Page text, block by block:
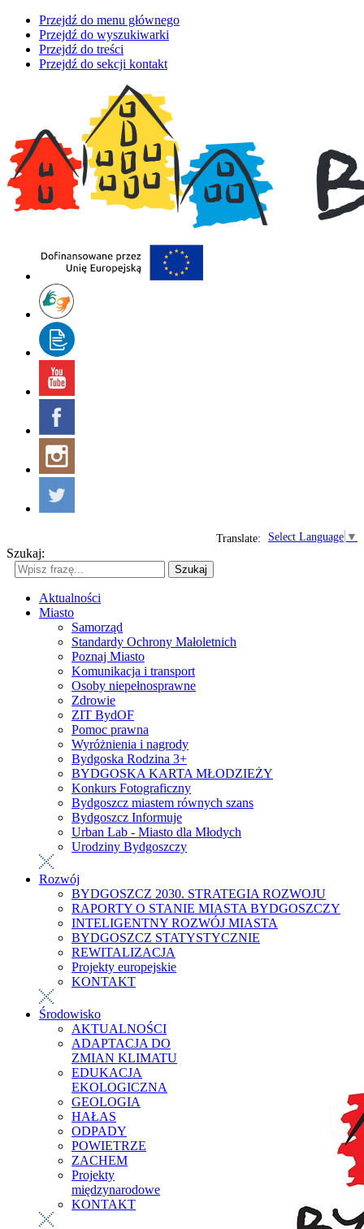
Przejdź do menu głównego
Przejdź do wyszukiwarki
Przejdź do treści
Przejdź do sekcji kontakt
Select Language ▼
Translate:
Szukaj:
Szukaj
Aktualności
Miasto
Samorząd
Standardy Ochrony Małoletnich
Poznaj Miasto
Komunikacja i transport
Osoby niepełnosprawne
Zdrowie
ZIT BydOF
Pomoc prawna
Wyróżnienia i nagrody
Bydgoska Rodzina 3+
BYDGOSKA KARTA MŁODZIEŻY
Konkurs Fotograficzny
Bydgoszcz miastem równych szans
Bydgoszcz Informuje
Urban Lab - Miasto dla Młodych
Urodziny Bydgoszczy
Rozwój
BYDGOSZCZ 2030. STRATEGIA ROZWOJU
RAPORTY O STANIE MIASTA BYDGOSZCZY
INTELIGENTNY ROZWÓJ MIASTA
BYDGOSZCZ STATYSTYCZNIE
REWITALIZACJA
Projekty europejskie
KONTAKT
Środowisko
AKTUALNOŚCI
ADAPTACJA DO
ZMIAN KLIMATU
EDUKACJA
EKOLOGICZNA
GEOLOGIA
HAŁAS
ODPADY
POWIETRZE
ZACHEM
Projekty
międzynarodowe
KONTAKT